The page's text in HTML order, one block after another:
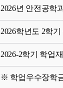
2026년 안전공학
2026학년도 2학
2026-2학기 학업
※ 학업우수장학